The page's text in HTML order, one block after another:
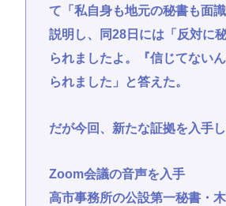
て「私自身も地元の秘書も面
説明し、同28日には「反対に
られましたよ。『信じてない
られました」と答えた。
だが今回、新たな証拠を入手し
Zoom会議の音声を入手
高市事務所の公設第一秘書・木